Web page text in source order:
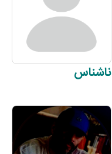
ناشناس